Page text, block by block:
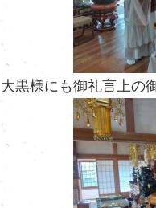
大黒様にも御礼言上の